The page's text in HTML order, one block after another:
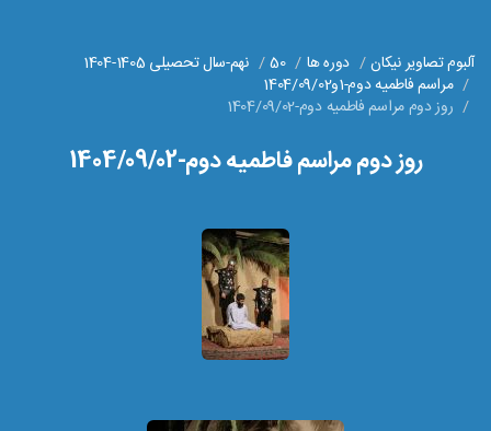
آلبوم تصاویر نیکان دوره ها 50
نهم-سال تحصیلی 1405-1404
مراسم فاطمیه دوم-1و1404/09/02
روز دوم مراسم فاطمیه دوم-1404/09/02
روز دوم مراسم فاطمیه دوم-1404/09/02